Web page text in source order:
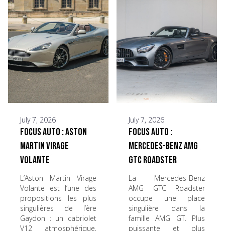
July 7, 2026
Focus Auto : Aston
Martin Virage
Volante
L’Aston Martin Virage
Volante est l’une des
propositions les plus
singulières de l’ère
Gaydon : un cabriolet
V12 atmosphérique,
July 7, 2026
Focus Auto :
Mercedes-Benz AMG
GTC Roadster
La Mercedes-Benz
AMG GTC Roadster
occupe une place
singulière dans la
famille AMG GT. Plus
puissante et plus